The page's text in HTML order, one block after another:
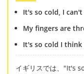
It's so cold, I
My fingers are
It's so cold I
イギリスでは、"It's